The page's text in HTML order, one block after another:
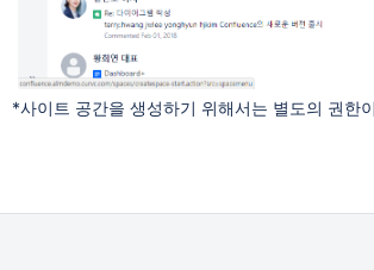
인 댓글
특수문자
및 검색
자동완성
*사이트 공간을 생성하기 위해서는 별도의 권한